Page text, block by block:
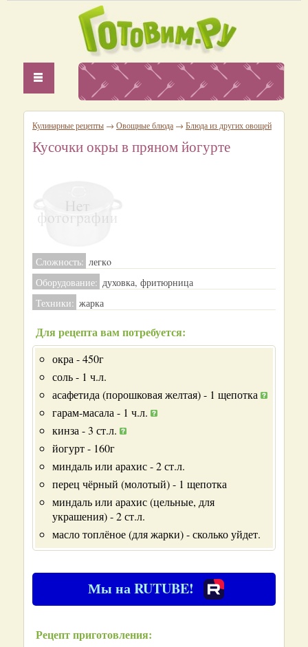
Кулинарные рецепты → Овощные блюда → Блюда из других овощей
Кусочки окры в пряном йогурте
Сложность: легкo
Оборудование: духовка, фритюрница
Техники: жарка
Для рецепта вам потребуется:
окра - 450г
соль - 1 ч.л.
асафетида (порошковая желтая) - 1 щепотка
гарам-масала - 1 ч.л.
кинза - 3 ст.л.
йогурт - 160г
миндаль или арахис - 2 ст.л.
перец чёрный (молотый) - 1 щепотка
миндаль или арахис (цельные, для
украшения) - 2 ст.л.
масло топлёное (для жарки) - сколько уйдет.
Мы на RUTUBE!
Рецепт приготовления: